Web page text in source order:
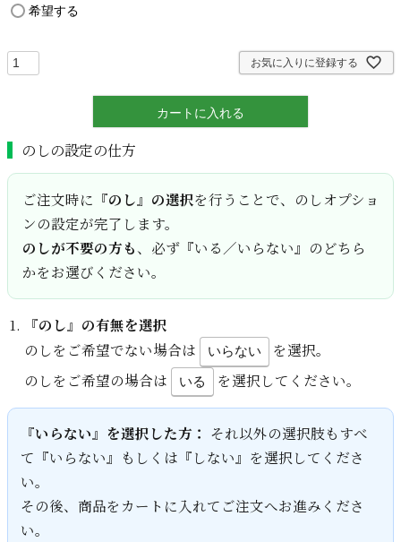
希望する
お気に入りに登録する
カートに入れる
のしの設定の仕方
ご注文時に 『のし』の選択を行うことで、のしオプショ
ンの設定が完了します。
のしが不要の方も、必ず『いる／いらない』のどちら
かをお選びください。
『のし』の有無を選択
のしをご希望でない場合は
いらない
を選択。
のしをご希望の場合は
いる を選択してください。
『いらない』を選択した方： それ以外の選択肢もすべ
て『いらない』もしくは『しない』を選択してくださ
い。
その後、商品をカートに入れてご注文へお進みくださ
い。